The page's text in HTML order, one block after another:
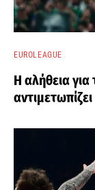
EUROLEAGUE
Η αλήθεια
αντιμετωπίζει